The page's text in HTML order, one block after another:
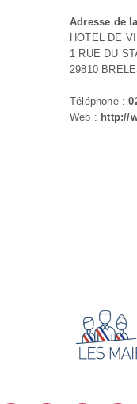
Adresse de
HOTEL DE
1 RUE DU
29810
Téléphone :
Web : http://